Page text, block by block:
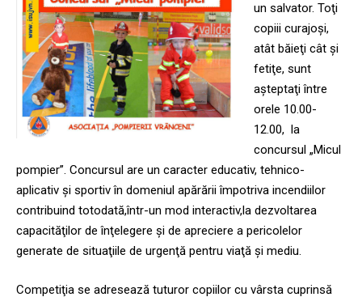
un salvator. Toţi
copiii curajoşi,
atât băieţi cât şi
fetiţe, sunt
aşteptaţi între
orele 10.00-
12.00, la
concursul „Micul
pompier”. Concursul are un caracter educativ, tehnico-
aplicativ şi sportiv în domeniul apărării împotriva incendiilor
contribuind totodată,într-un mod interactiv,la dezvoltarea
capacităţilor de înţelegere şi de apreciere a pericolelor
generate de situaţiile de urgenţă pentru viaţă şi mediu.
Competiţia se adresează tuturor copiilor cu vârsta cuprinsă